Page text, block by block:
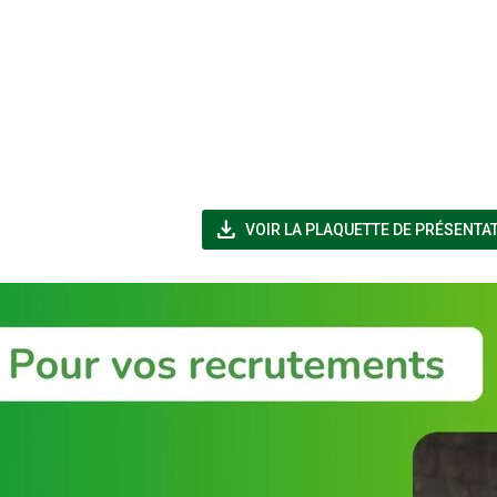
file_download VOIR LA PLAQUETTE DE